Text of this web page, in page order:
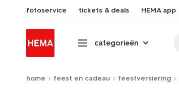
fotoservice tickets & deals HEMA app
categorieën
home feest en cadeau feestversiering